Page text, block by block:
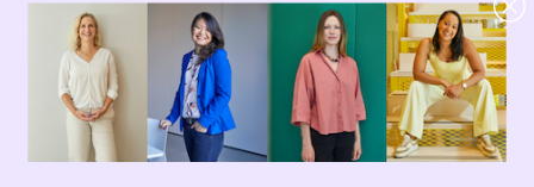
An einem freien Tag wird kein Wecker gestellt, was
mich meist trotzdem gegen halb 8, 8 aufwachen
lässt. Es folgt ein Kaffee im Bett, ein zweiter Kaffee
in Kombi mit großem Frühstück und danach geht es
– wenn das Wetter mitspielt – raus, um Sonne zu
tanken, frische Luft zu bekommen und sich die